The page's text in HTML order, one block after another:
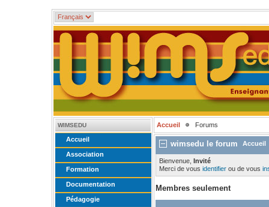
WIMSEDU
Accueil
Association
Formation
Documentation
Pédagogie
Accueil Forums
wimsedu le forum Accueil
Bienvenue, Invité
Merci de vous identifier ou de vous
Membres seulement